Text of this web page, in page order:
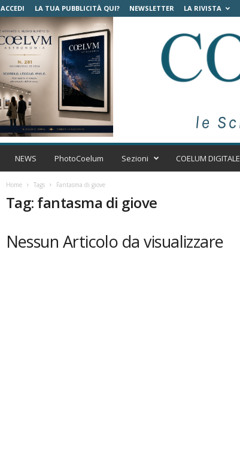
ACCEDI LA TUA PUBBLICITÀ QUI? NEWSLETTER LA RIVISTA
C
m
t
NEWS PhotoCoelum Sezioni COELUM DIGITALE
Home Tags Fantasma di giove
Tag: fantasma di giove
Nessun Articolo da visualizzare